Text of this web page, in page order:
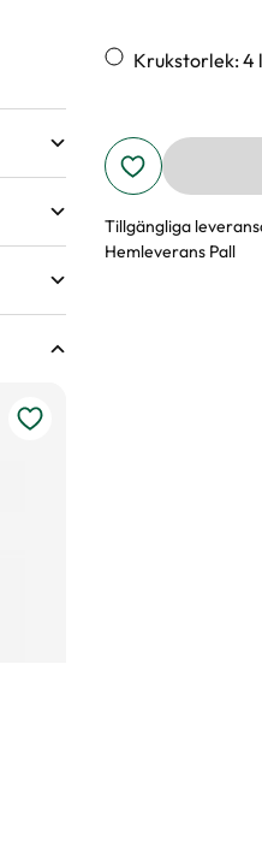
Krukstorlek: 4
Tillgängliga
Hemleverans Pall